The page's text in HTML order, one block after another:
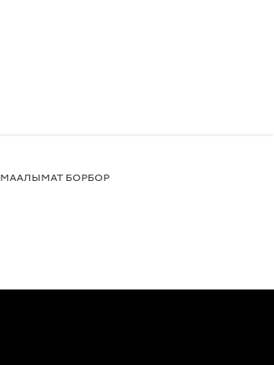
МААЛЫМАТ БОРБОР